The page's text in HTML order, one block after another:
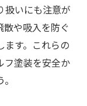
季節
イン
扱いにも注意が
や吸入を防ぐ
ます。これらの
フ塗装を安全か